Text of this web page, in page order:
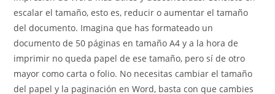
escalar el tamaño, esto es, reducir o aumentar el tamaño
del documento. Imagina que has formateado un
documento de 50 páginas en tamaño A4 y a la hora de
imprimir no queda papel de ese tamaño, pero sí de otro
mayor como carta o folio. No necesitas cambiar el tamaño
del papel y la paginación en Word, basta con que cambies